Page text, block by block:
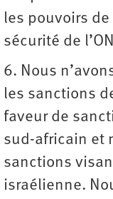
les pouvoirs de
sécurité de
6. Nous
les sanctions
faveur de
sud-africain et
sanctions
israélienne.